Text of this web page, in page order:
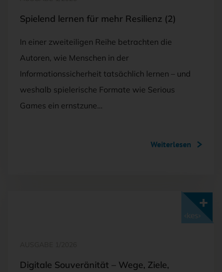
Spielend lernen für mehr Resilienz (2)
In einer zweiteiligen Reihe betrachten die
Autoren, wie Menschen in der
Informationssicherheit tatsächlich lernen – und
weshalb spielerische Formate wie Serious
Games ein ernstzune…
Weiterlesen
Digitale Souveränität – Wege, Ziele,